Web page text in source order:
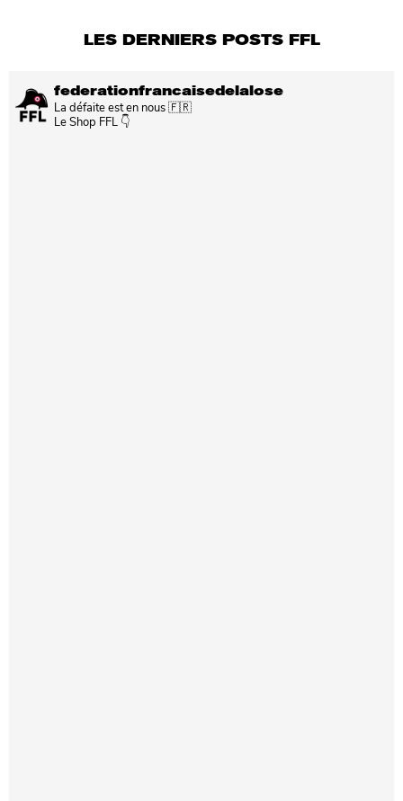
LES DERNIERS POSTS FFL
federationfrancaisedelalose
La défaite est en nous 🇫🇷
Le Shop FFL 👇